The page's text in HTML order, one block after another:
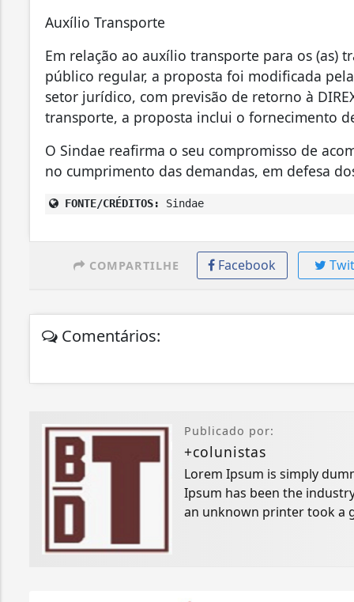
Auxílio Transporte
Em relação ao auxílio transporte para os (as)
público regular, a proposta foi modificada
setor jurídico, com previsão de retorno à
transporte, a proposta inclui o fornecimento
O Sindae reafirma o seu compromisso de
no cumprimento das demandas, em defesa
FONTE/CRÉDITOS: Sindae
COMPARTILHE Facebook
Comentários:
Publicado por:
+colunistas
Lorem Ipsum is simply
Ipsum has been the
an unknown printer took a